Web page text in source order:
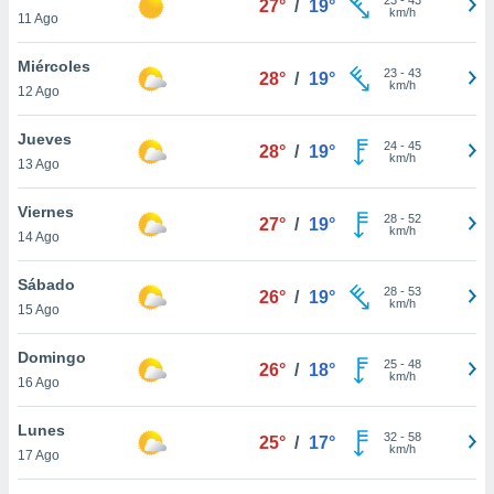
más
nuestra
y
de
disponible
cookies
aceptar
11 Ago
27° / 19°
km/h
Miércoles
12 Ago
28° / 19° 23- 43
km/h
Jueves
13 Ago
28° / 19° 24- 45
km/h
Viernes
14 Ago
27° / 19° 28- 52
km/h
Sábado
15 Ago
26° / 19° 28- 53
km/h
Domingo
16 Ago
26° / 18° 25- 48
km/h
Lunes
17 Ago
25° / 17° 32- 58
km/h